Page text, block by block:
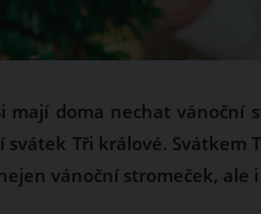
doma nechat vánoční
Tři králové. Svátkem
vánoční stromeček, ale